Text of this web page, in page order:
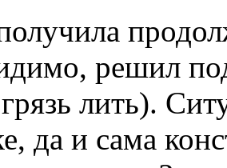
решил
лить).
да и сама